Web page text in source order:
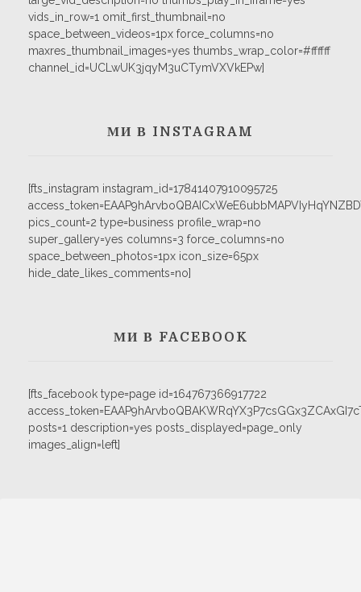
vids_in_row=1 omit_first_thumbnail=no
space_between_videos=1px force_columns=no
maxres_thumbnail_images=yes thumbs_wrap_color=#ffffff
channel_id=UCLwUK3jqyM3uCTymVXVkEPw]
МИ В INSTAGRAM
[fts_instagram instagram_id=17841407910095725
pics_count=2 type=business profile_wrap=no
super_gallery=yes columns=3 force_columns=no
space_between_photos=1px icon_size=65px
hide_date_likes_comments=no]
МИ В FACEBOOK
[fts_facebook type=page id=164767366917722
posts=1 description=yes posts_displayed=page_only
images_align=left]